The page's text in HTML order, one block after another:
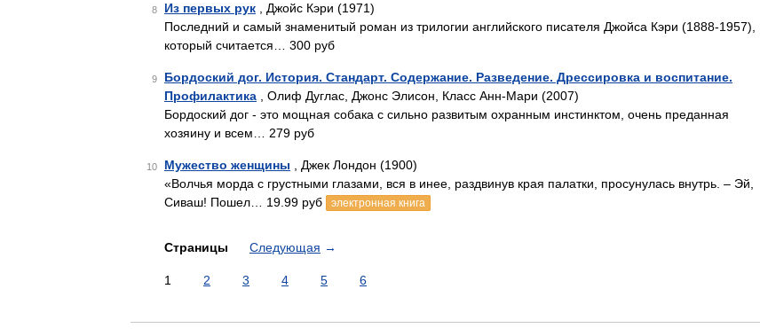
8 Из первых рук , Джойс Кэри (1971)
Последний и самый знаменитый роман из трилогии английского писателя Джойса Кэри (1888-1957),
который считается… 300 руб
9
Бордоский дог. История. Стандарт. Содержание. Разведение. Дрессировка и воспитание.
Профилактика , Олиф Дуглас, Джонс Элисон, Класс Анн-Мари (2007)
Бордоский дог - это мощная собака с сильно развитым охранным инстинктом, очень преданная
хозяину и всем… 279 руб
10 Мужество женщины , Джек Лондон (1900)
«Волчья морда с грустными глазами, вся в инее, раздвинув края палатки, просунулась внутрь. – Эй,
Сиваш! Пошел… 19.99 руб
электронная книга
Страницы Следующая →
1 2 3 4 5 6